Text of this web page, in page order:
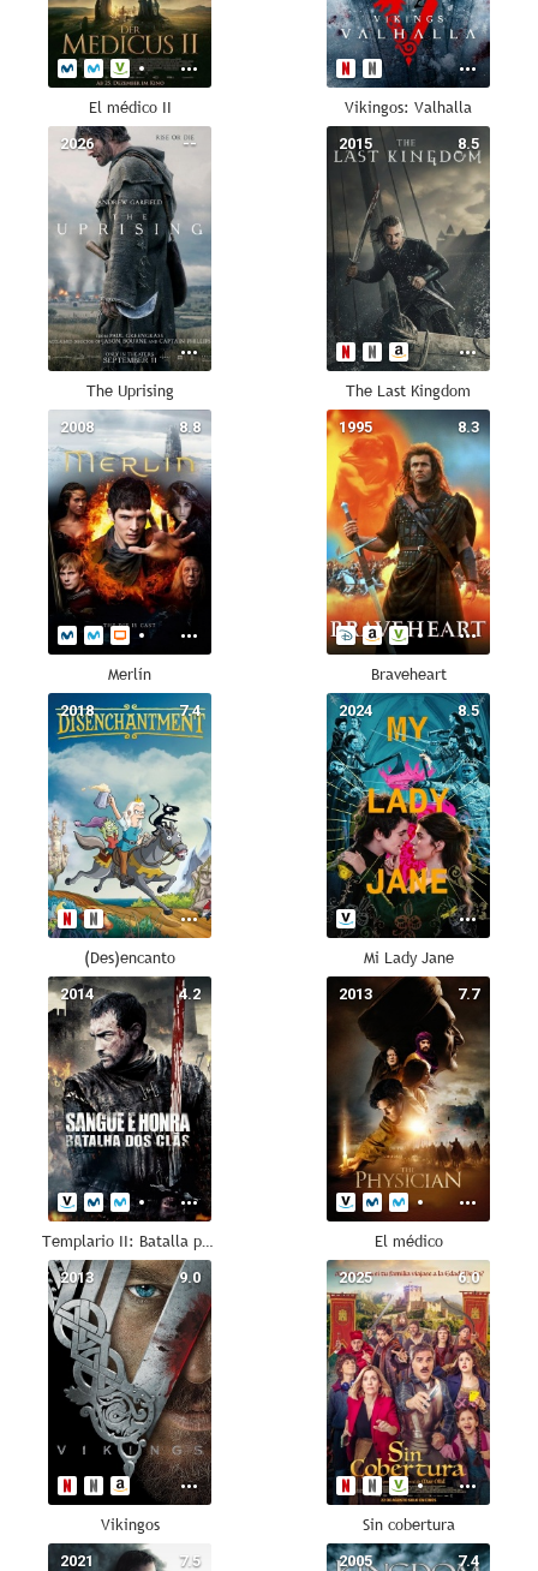
El médico II Vikingos: Valhalla
--
2026
The Uprising
8.5
2015
The Last Kingdom
8.8
2008
Merlín
8.3
1995
Braveheart
7.4
2018
(Des)encanto
8.5
2024
Mi Lady Jane
4.2
2014
Templario II: Batalla por la sangre
7.7
2013
El médico
9.0
2013
Vikingos
6.0
2025
Sin cobertura
7.5
2021 7.4
2005